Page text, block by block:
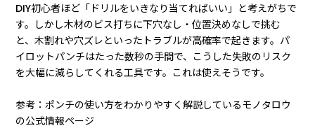
DIY初心者ほど「ドリルをいきなり当てればいい」と考えがちで
す。しかし木材のビス打ちに下穴なし・位置決めなしで挑む
と、木割れや穴ズレといったトラブルが高確率で起きます。パ
イロットパンチはたった数秒の手間で、こうした失敗のリスク
を大幅に減らしてくれる工具です。これは使えそうです。
参考：ポンチの使い方をわかりやすく解説しているモノタロウ
の公式情報ページ